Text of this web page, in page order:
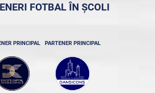
FOTBAL ÎN ȘCOLI
PRINCIPAL PARTENER PRINCIPAL